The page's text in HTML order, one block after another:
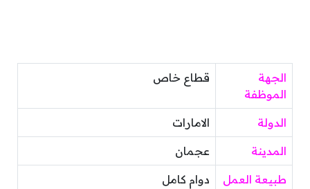
الجهة
الموظفة
قطاع خاص
الدولة الامارات
المدينة عجمان
طبيعة العمل دوام كامل